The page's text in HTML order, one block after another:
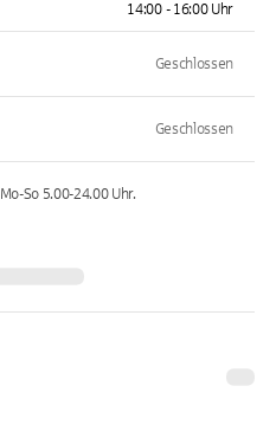
14:00 - 16:00 Uhr
Geschlossen
Geschlossen
Mo-So 5.00-24.00Uhr.